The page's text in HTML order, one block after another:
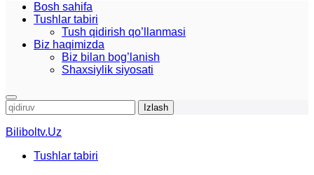
Bosh sahifa
Tushlar tabiri
Tush qidirish qo’llanmasi
Biz haqimizda
Biz bilan bog’lanish
Shaxsiylik siyosati
Qidirshish:
Biliboltv.Uz
Tushlar tabiri